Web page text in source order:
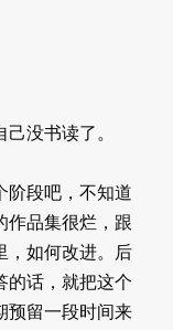
没书读了。
阶段吧，不知道
作品集很烂，跟
，如何改进。后
的话，就把这个
预留一段时间来